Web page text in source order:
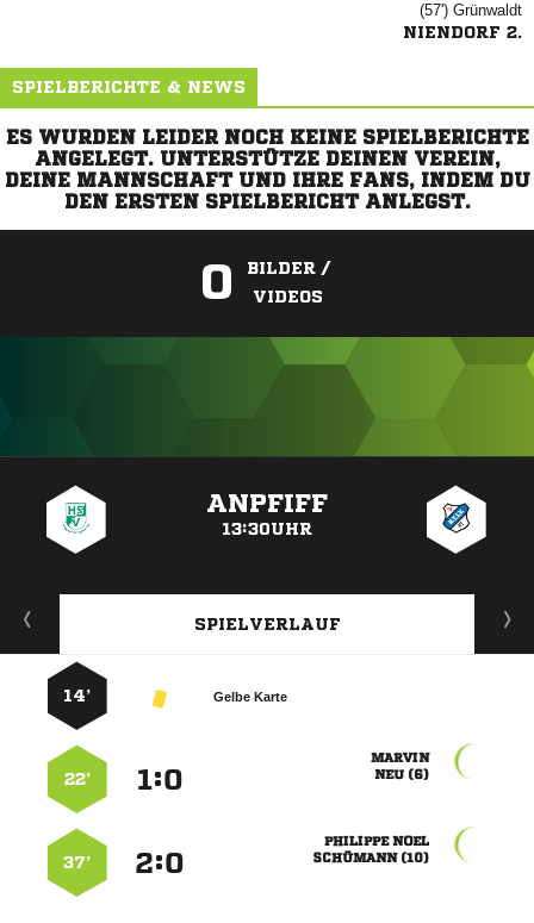
(57') 
NIENDORF 2.
SPIELBERICHTE & NEWS
ES WURDEN LEIDER NOCH KEINE SPIELBERICHTE
ANGELEGT. UNTERSTÜTZE DEINEN VEREIN,
DEINE MANNSCHAFT UND IHRE FANS, INDEM DU
DEN ERSTEN SPIELBERICHT ANLEGST.
0
BILDER /
VIDEOS
ANPFIFF
13:30UHR
SPIELVERLAUF
Gelbe Karte
14’

 
:
22’
 
 
:
37’